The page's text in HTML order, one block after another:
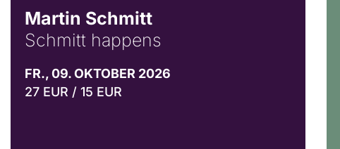
Martin Schmitt
Schmitt happens
FR., 09. OKTOBER 2026
27 EUR / 15 EUR